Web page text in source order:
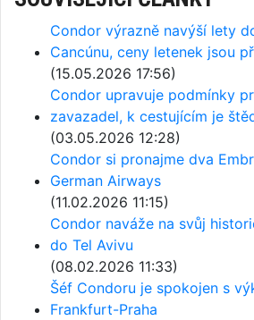
Condor výrazně navýší lety
Cancúnu, ceny letenek jsou
(15.05.2026 17:56)
Condor upravuje podmínky
zavazadel, k cestujícím je
(03.05.2026 12:28)
Condor si pronajme dva
German Airways
(11.02.2026 11:15)
Condor naváže na svůj
do Tel Avivu
(08.02.2026 11:33)
Šéf Condoru je spokojen s
Frankfurt-Praha